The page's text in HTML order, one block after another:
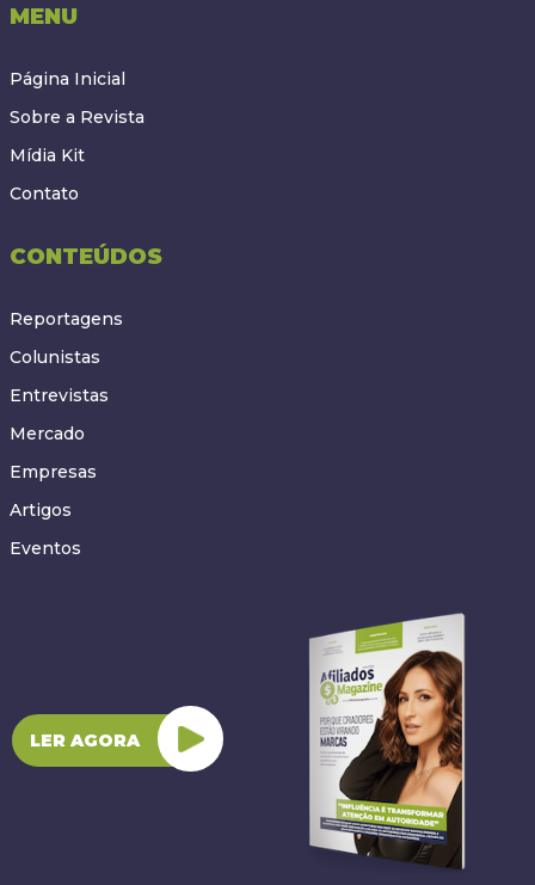
MENU
Página Inicial
Sobre a Revista
Mídia Kit
Contato
CONTEÚDOS
Reportagens
Colunistas
Entrevistas
Mercado
Empresas
Artigos
Eventos
LER AGORA